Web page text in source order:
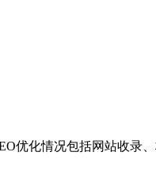
优化情况包括网站收录